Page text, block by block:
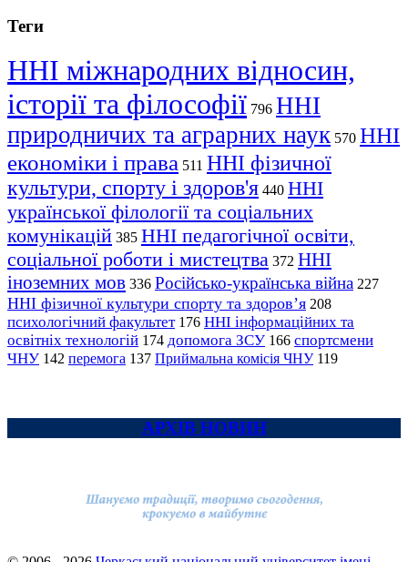
Теги
ННІ міжнародних відносин,
історії та філософії 796 ННІ
природничих та аграрних наук 570 ННІ
економіки і права 511 ННІ фізичної
культури, спорту і здоров'я 440 ННІ
української філології та соціальних
комунікацій 385 ННІ педагогічної освіти,
соціальної роботи і мистецтва 372 ННІ
іноземних мов 336 Російсько-українська війна 227
ННІ фізичної культури спорту та здоров’я 208
психологічний факультет 176 ННІ інформаційних та
освітніх технологій 174 допомога ЗСУ 166 спортсмени
ЧНУ 142 перемога 137 Приймальна комісія ЧНУ 119
АРХІВ НОВИН